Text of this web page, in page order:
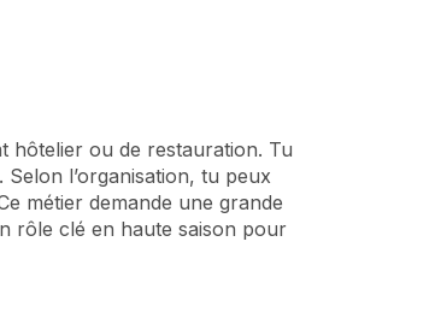
hôtelier ou de restauration. Tu
l’organisation, tu peux
métier demande une grande
rôle clé en haute saison pour